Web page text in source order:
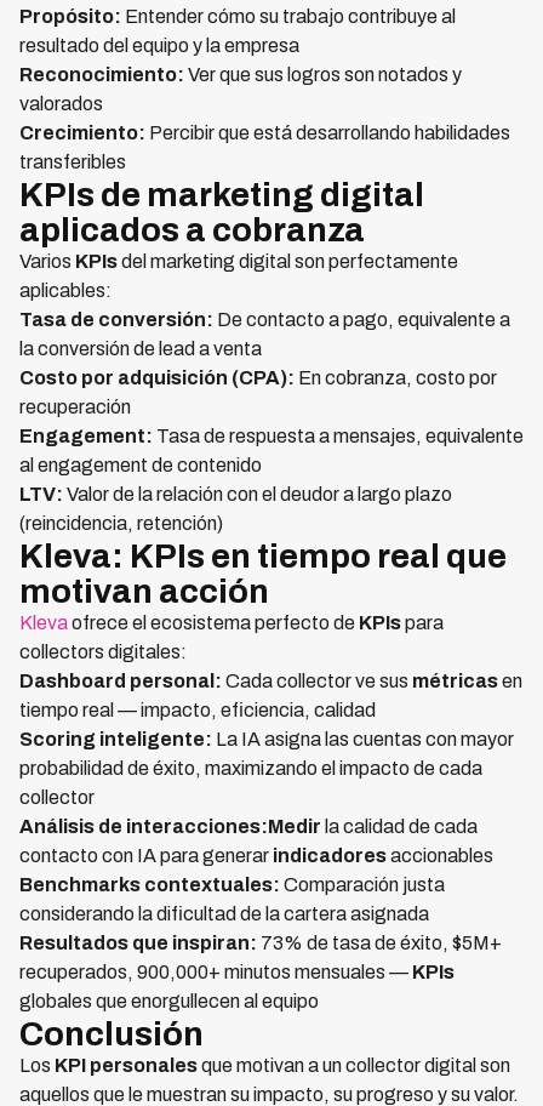
Propósito: Entender cómo su trabajo contribuye al
resultado del equipo y la empresa
Reconocimiento: Ver que sus logros son notados y
valorados
Crecimiento: Percibir que está desarrollando habilidades
transferibles
KPIs de marketing digital
aplicados a cobranza
Varios KPIsdel marketing digital son perfectamente
aplicables:
Tasa de conversión: De contacto a pago, equivalente a
la conversión de lead a venta
Costo por adquisición (CPA): En cobranza, costo por
recuperación
Engagement: Tasa de respuesta a mensajes, equivalente
al engagement de contenido
LTV: Valor de la relación con el deudor a largo plazo
(reincidencia, retención)
Kleva: KPIs en tiempo real que
motivan acción
Klevaofrece el ecosistema perfecto de KPIspara
collectors digitales:
Dashboard personal: Cada collector ve sus métricasen
tiempo real — impacto, eficiencia, calidad
Scoring inteligente: La IA asigna las cuentas con mayor
probabilidad de éxito, maximizando el impacto de cada
collector
Análisis de interacciones:Medir la calidad de cada
contacto con IA para generar indicadoresaccionables
Benchmarks contextuales: Comparación justa
considerando la dificultad de la cartera asignada
Resultados que inspiran: 73% de tasa de éxito, $5M+
recuperados, 900,000+ minutos mensuales — KPIs
globales que enorgullecen al equipo
Conclusión
Los KPI personalesque motivan a un collector digital son
aquellos que le muestran su impacto, su progreso y su valor.